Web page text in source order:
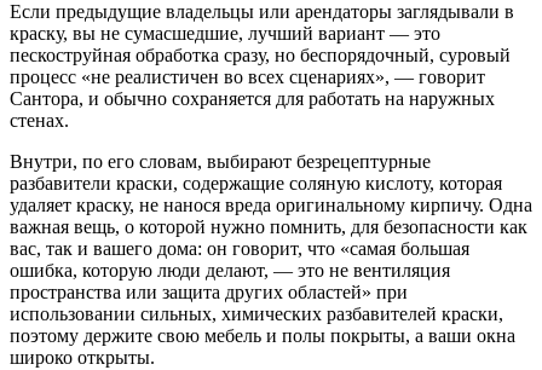
Если предыдущие владельцы или арендаторы заглядывали в
краску, вы не сумасшедшие, лучший вариант — это
пескоструйная обработка сразу, но беспорядочный, суровый
процесс «не реалистичен во всех сценариях», — говорит
Сантора, и обычно сохраняется для работать на наружных
стенах.
Внутри, по его словам, выбирают безрецептурные
разбавители краски, содержащие соляную кислоту, которая
удаляет краску, не нанося вреда оригинальному кирпичу. Одна
важная вещь, о которой нужно помнить, для безопасности как
вас, так и вашего дома: он говорит, что «самая большая
ошибка, которую люди делают, — это не вентиляция
пространства или защита других областей» при
использовании сильных, химических разбавителей краски,
поэтому держите свою мебель и полы покрыты, а ваши окна
широко открыты.